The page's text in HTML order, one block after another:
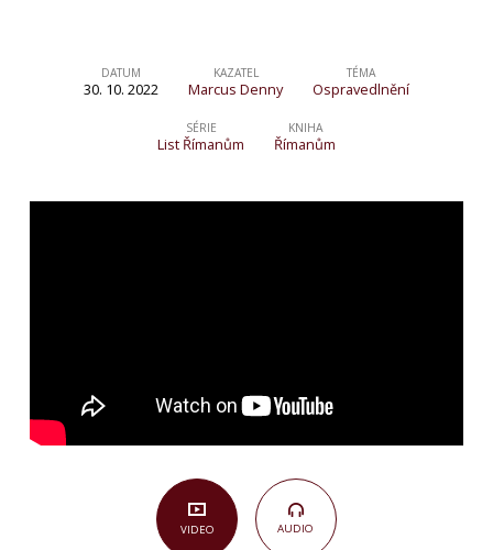
ospravedlnění
být
DATUM
30. 10. 2022
KAZATEL
Marcus Denny
TÉMA
Ospravedlnění
SÉRIE
List Římanům
KNIHA
Římanům
VIDEO AUDIO